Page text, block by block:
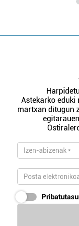
Astekarko eduki
martxan ditugun